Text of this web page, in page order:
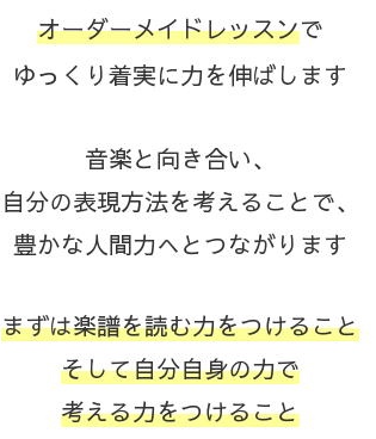
オーダーメイドレッスンで
ゆっくり着実に力を伸ばします
音楽と向き合い、
自分の表現方法を考えることで、
豊かな人間力へとつながります
まずは楽譜を読む力をつけること
そして自分自身の力で
考える力をつけること